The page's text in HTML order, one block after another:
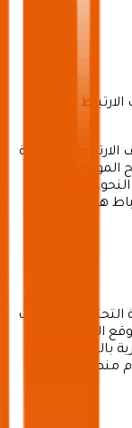
لأغراض
الضرورية
الموقع بشكل
فإنها لا
هذه عمومًا
التحتية هي ملفات
الويب بشكل
بالنسبة لنا
منصتنا للبحث